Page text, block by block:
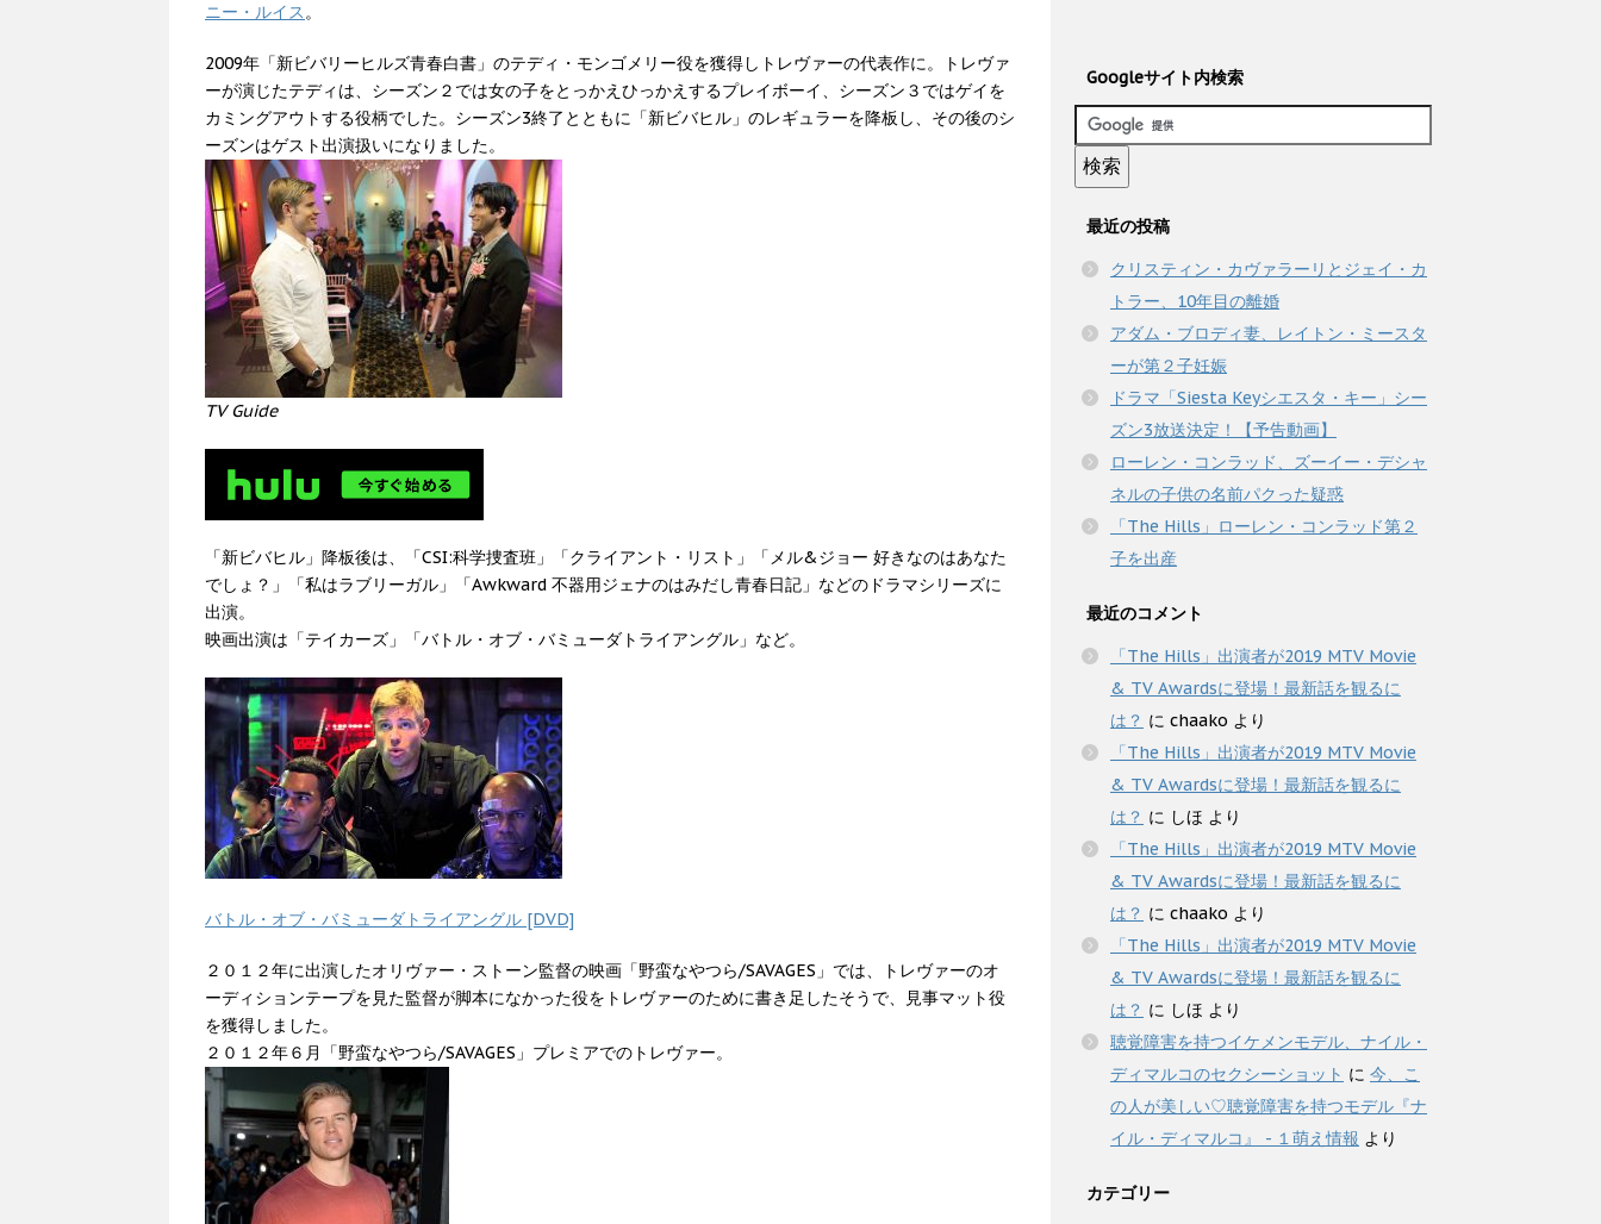
ニー・ルイス。
2009年「新ビバリーヒルズ青春白書」のテディ・モンゴメリー役を獲得しトレヴァーの代表作に。トレヴァ
ーが演じたテディは、シーズン２では女の子をとっかえひっかえするプレイボーイ、シーズン３ではゲイを
カミングアウトする役柄でした。シーズン3終了とともに「新ビバヒル」のレギュラーを降板し、その後のシ
ーズンはゲスト出演扱いになりました。
TV Guide
「新ビバヒル」降板後は、「CSI:科学捜査班」「クライアント・リスト」「メル&ジョー 好きなのはあなた
でしょ？」「私はラブリーガル」「Awkward 不器用ジェナのはみだし青春日記」などのドラマシリーズに
出演。
映画出演は「テイカーズ」「バトル・オブ・バミューダトライアングル」など。
バトル・オブ・バミューダトライアングル [DVD]
２０１２年に出演したオリヴァー・ストーン監督の映画「野蛮なやつら/SAVAGES」では、トレヴァーのオ
ーディションテープを見た監督が脚本になかった役をトレヴァーのために書き足したそうで、見事マット役
を獲得しました。
２０１２年６月「野蛮なやつら/SAVAGES」プレミアでのトレヴァー。
Googleサイト内検索
最近の投稿
クリスティン・カヴァラーリとジェイ・カ
トラー、10年目の離婚
アダム・ブロディ妻、レイトン・ミースタ
ーが第２子妊娠
ドラマ「Siesta Keyシエスタ・キー」シー
ズン3放送決定！【予告動画】
ローレン・コンラッド、ズーイー・デシャ
ネルの子供の名前パクった疑惑
「The Hills」ローレン・コンラッド第２
子を出産
最近のコメント
「The Hills」出演者が2019 MTV Movie
& TV Awardsに登場！最新話を観るに
は？ に chaako より
「The Hills」出演者が2019 MTV Movie
& TV Awardsに登場！最新話を観るに
は？ に しほ より
「The Hills」出演者が2019 MTV Movie
& TV Awardsに登場！最新話を観るに
は？ に chaako より
「The Hills」出演者が2019 MTV Movie
& TV Awardsに登場！最新話を観るに
は？ に しほ より
聴覚障害を持つイケメンモデル、ナイル・
ディマルコのセクシーショット に 今、こ
の人が美しい♡聴覚障害を持つモデル『ナ
イル・ディマルコ』 - １萌え情報 より
カテゴリー